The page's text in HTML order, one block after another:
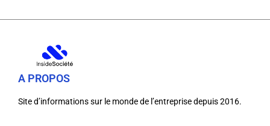
A PROPOS
Site d’informations sur le monde de l’entreprise depuis 2016.